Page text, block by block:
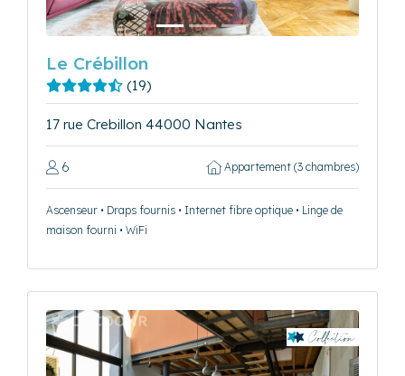
Le Crébillon
(19)
17 rue Crebillon 44000 Nantes
6 Appartement (3 chambres)
Ascenseur • Draps fournis • Internet fibre optique • Linge de
maison fourni • WiFi